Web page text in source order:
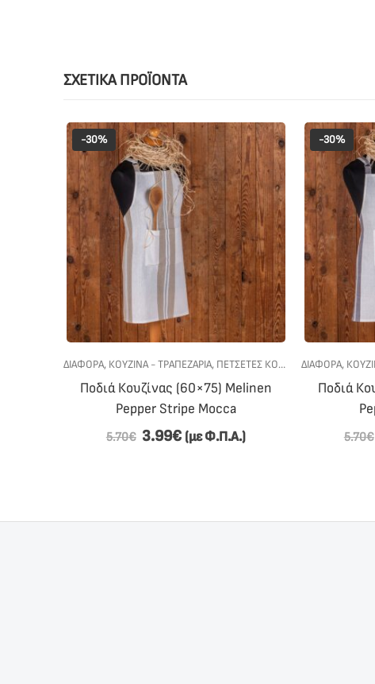
ΣΧΕΤΙΚΆ ΠΡΟΪΌΝΤΑ
ΠΡΟΣΦΟΡΕΣ
-30%
ΔΙΆΦΟΡΑ, ΚΟΥΖΙΝΑ - ΤΡΑΠΕΖΑΡΙΑ, ΠΕΤΣΕΤΕΣ ΚΟΥΖΙΝΑΣ ,ΠΟΔΙΈΣ
Ποδιά Κουζίνας (60×75) Melinen
Pepper Stripe Mocca
5.70€ 3.99€ (με Φ.Π.Α.)
-30%
ΔΙΆΦΟΡΑ,
Ποδιά
5.70€